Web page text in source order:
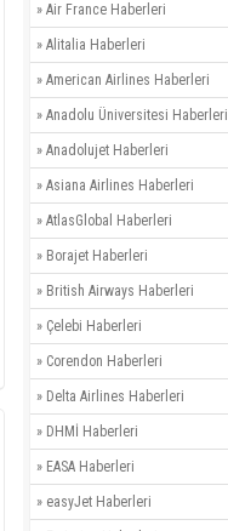
» Air France Haberleri
» Alitalia Haberleri
» American Airlines Haberleri
» Anadolu Üniversitesi Haberleri
» Anadolujet Haberleri
» Asiana Airlines Haberleri
» AtlasGlobal Haberleri
» Borajet Haberleri
» British Airways Haberleri
» Çelebi Haberleri
» Corendon Haberleri
» Delta Airlines Haberleri
» DHMİ Haberleri
» EASA Haberleri
» easyJet Haberleri